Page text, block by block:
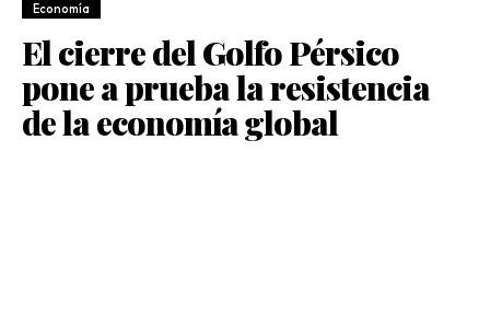
Economía
El cierre del Golfo Pérsico
pone a prueba la resistencia
de la economía global